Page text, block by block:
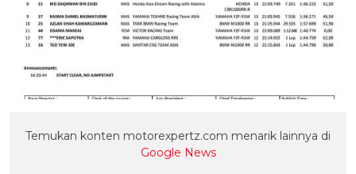
Temukan konten motorexpertz.com menarik lainnya di
Google News